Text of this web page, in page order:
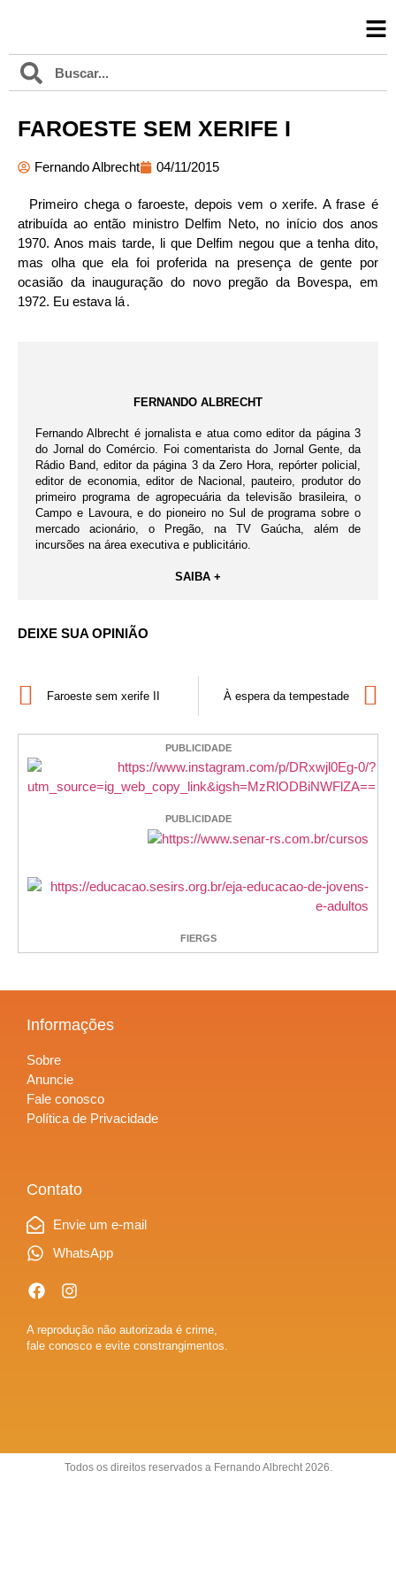
FAROESTE SEM XERIFE I
Fernando Albrecht 04/11/2015
Primeiro chega o faroeste, depois vem o xerife. A frase é
atribuída ao então ministro Delfim Neto, no início dos anos
1970. Anos mais tarde, li que Delfim negou que a tenha dito,
mas olha que ela foi proferida na presença de gente por
ocasião da inauguração do novo pregão da Bovespa, em
1972. Eu estava lá.
FERNANDO ALBRECHT
Fernando Albrecht é jornalista e atua como editor da página 3
do Jornal do Comércio. Foi comentarista do Jornal Gente, da
Rádio Band, editor da página 3 da Zero Hora, repórter policial,
editor de economia, editor de Nacional, pauteiro, produtor do
primeiro programa de agropecuária da televisão brasileira, o
Campo e Lavoura, e do pioneiro no Sul de programa sobre o
mercado acionário, o Pregão, na TV Gaúcha, além de
incursões na área executiva e publicitário.
SAIBA +
DEIXE SUA OPINIÃO
Faroeste sem xerife II À espera da tempestade
PUBLICIDADE
PUBLICIDADE
FIERGS
Informações
Sobre
Anuncie
Fale conosco
Política de Privacidade
Contato
Envie um e-mail
WhatsApp
A reprodução não autorizada é crime,
fale conosco e evite constrangimentos.
Todos os direitos reservados a Fernando Albrecht 2026.